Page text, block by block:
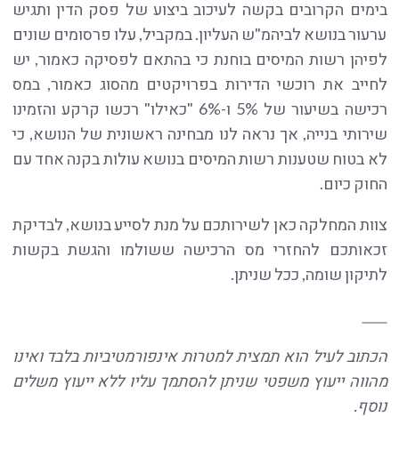
בימים הקרובים בקשה לעיכוב ביצוע של פסק הדין ותגיש
ערעור בנושא לביהמ"ש העליון. במקביל, עלו פרסומים שונים
לפיהן רשות המיסים בוחנת כי בהתאם לפסיקה כאמור, יש
לחייב את רוכשי הדירות בפרויקטים מהסוג כאמור, במס
רכישה בשיעור של 5% ו-6% "כאילו" רכשו קרקע והזמינו
שירותי בנייה, אך נראה לנו מבחינה ראשונית של הנושא, כי
לא בטוח שטענות רשות המיסים בנושא עולות בקנה אחד עם
החוק כיום.
צוות המחלקה כאן לשירותכם על מנת לסייע בנושא, לבדיקת
זכאותכם להחזרי מס הרכישה ששולמו והגשת בקשות
לתיקון שומה, ככל שניתן.
הכתוב לעיל הוא תמצית למטרות אינפורמטיביות בלבד ואינו
מהווה ייעוץ משפטי שניתן להסתמך עליו ללא ייעוץ משלים
נוסף.